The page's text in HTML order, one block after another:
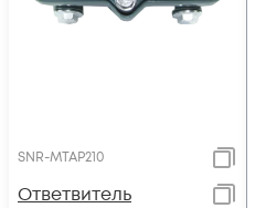
SNR-MTAP210
Ответвитель